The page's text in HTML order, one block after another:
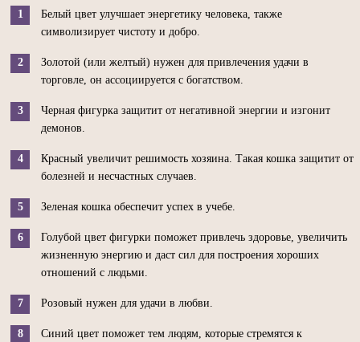
Белый цвет улучшает энергетику человека, также
символизирует чистоту и добро.
Золотой (или желтый) нужен для привлечения удачи в
торговле, он ассоциируется с богатством.
Черная фигурка защитит от негативной энергии и изгонит
демонов.
Красный увеличит решимость хозяина. Такая кошка защитит от
болезней и несчастных случаев.
Зеленая кошка обеспечит успех в учебе.
Голубой цвет фигурки поможет привлечь здоровье, увеличить
жизненную энергию и даст сил для построения хороших
отношений с людьми.
Розовый нужен для удачи в любви.
Синий цвет поможет тем людям, которые стремятся к